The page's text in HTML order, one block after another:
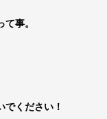
事。
でください！